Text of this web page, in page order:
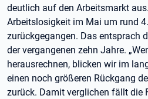
deutlich auf den Arbeitsmarkt
Arbeitslosigkeit im Mai um rund
zurückgegangen. Das entsprach
der vergangenen zehn Jahre.
herausrechnen, blicken wir im
einen noch größeren Rückgang
zurück. Damit verglichen fällt die